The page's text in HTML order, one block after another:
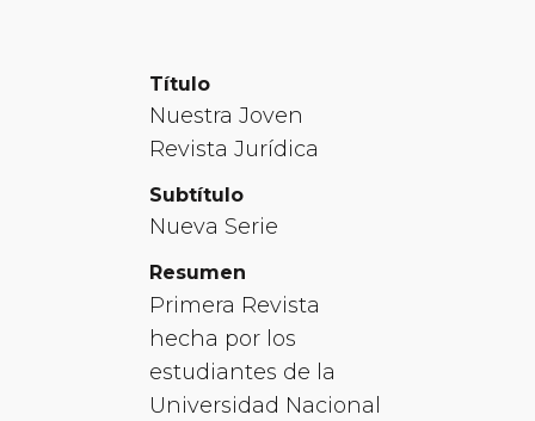
Título
Nuestra Joven
Revista Jurídica
Subtítulo
Nueva Serie
Resumen
Primera Revista
hecha por los
estudiantes de la
Universidad Nacional